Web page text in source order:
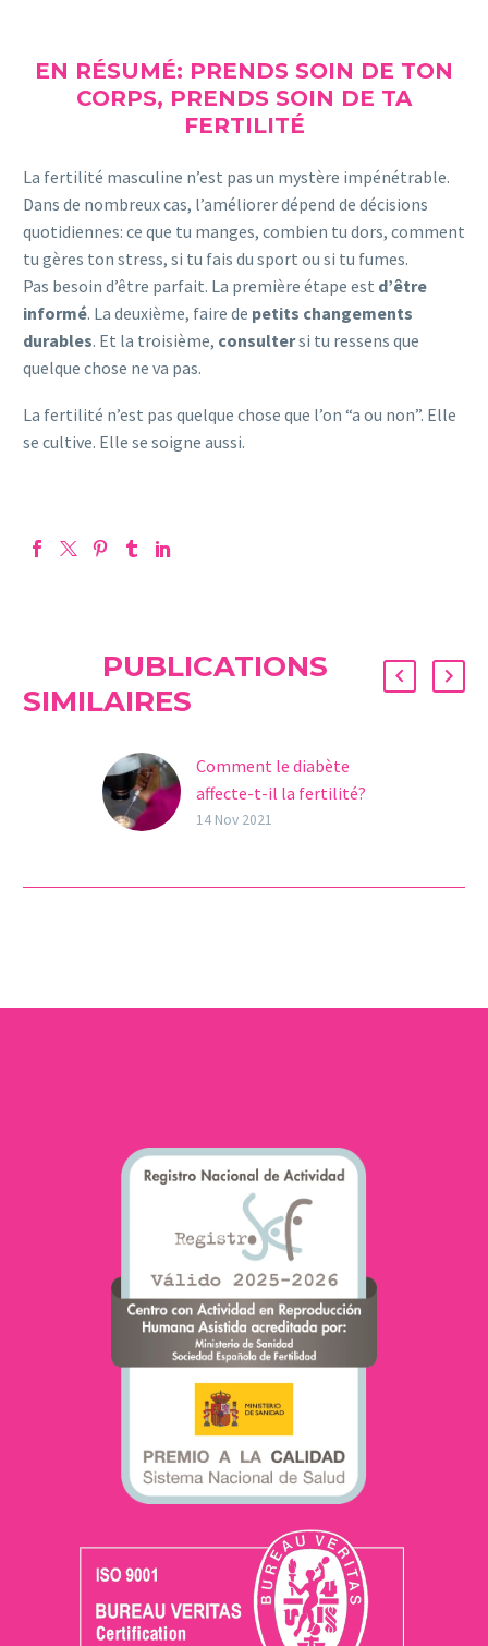
EN RÉSUMÉ: PRENDS SOIN DE TON
CORPS, PRENDS SOIN DE TA
FERTILITÉ
La fertilité masculine n’est pas un mystère impénétrable.
Dans de nombreux cas, l’améliorer dépend de décisions
quotidiennes: ce que tu manges, combien tu dors, comment
tu gères ton stress, si tu fais du sport ou si tu fumes.
Pas besoin d’être parfait. La première étape est d’être
informé. La deuxième, faire de petits changements
durables. Et la troisième, consultersi tu ressens que
quelque chose ne va pas.
La fertilité n’est pas quelque chose que l’on “a ou non”. Elle
se cultive. Elle se soigne aussi.
PUBLICATIONS
SIMILAIRES
Comment le diabète
affecte-t-il la fertilité?
Aujourd’hui, 14
14 Nov 2021